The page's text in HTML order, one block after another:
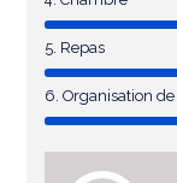
5. Repas
6. Organisation